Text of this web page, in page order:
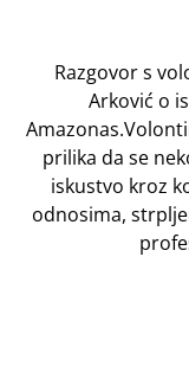
Razgovor s
Arković o
prilika da se
iskustvo kroz
odnosima,